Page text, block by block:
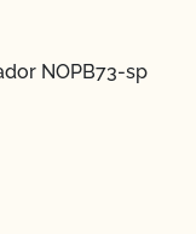
NOPB73-sp